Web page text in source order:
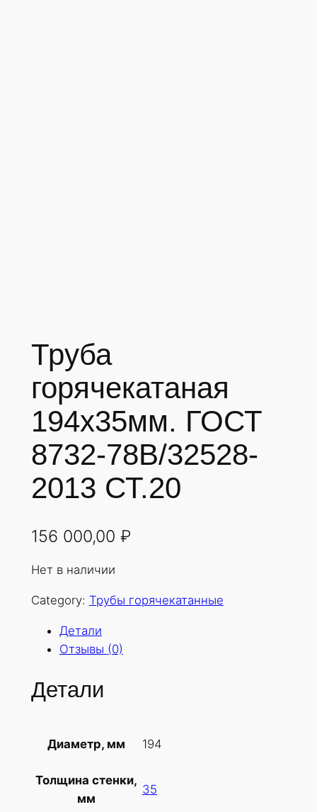
Труба
горячекатаная
194х35мм. ГОСТ
8732-78В/32528-
2013 СТ.20
156 000,00 ₽
Нет в наличии
Category: Трубы горячекатанные
Детали
Отзывы (0)
Детали
Диаметр, мм 194
Толщина стенки,
мм
35